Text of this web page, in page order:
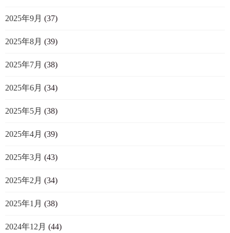
2025年9月 (37)
2025年8月 (39)
2025年7月 (38)
2025年6月 (34)
2025年5月 (38)
2025年4月 (39)
2025年3月 (43)
2025年2月 (34)
2025年1月 (38)
2024年12月 (44)